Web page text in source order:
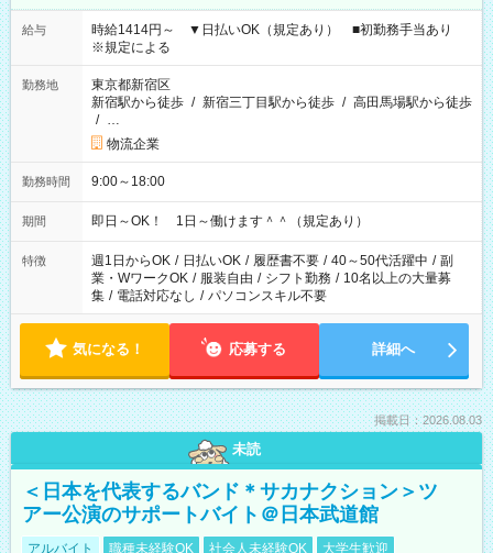
給与
時給1414円～ ▼日払いOK（規定あり） ■初勤務手当あり
※規定による
勤務地
東京都新宿区
新宿駅から徒歩 / 新宿三丁目駅から徒歩 / 高田馬場駅から徒歩
/ …
物流企業
勤務時間 9:00～18:00
期間 即日～OK！ 1日～働けます＾＾（規定あり）
特徴 週1日からOK / 日払いOK / 履歴書不要 / 40～50代活躍中 / 副
業・WワークOK / 服装自由 / シフト勤務 / 10名以上の大量募
集 / 電話対応なし / パソコンスキル不要
気になる！ 応募する 詳細へ
掲載日：2026.08.03
未読
＜日本を代表するバンド＊サカナクション＞ツ
アー公演のサポートバイト＠日本武道館
アルバイト 職種未経験OK 社会人未経験OK
大学生歓迎